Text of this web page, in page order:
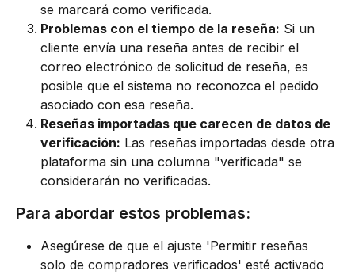
se marcará como verificada.
Problemas con el tiempo de la reseña: Si un
cliente envía una reseña antes de recibir el
correo electrónico de solicitud de reseña, es
posible que el sistema no reconozca el pedido
asociado con esa reseña.
Reseñas importadas que carecen de datos de
verificación: Las reseñas importadas desde otra
plataforma sin una columna "verificada" se
considerarán no verificadas.
Para abordar estos problemas:
Asegúrese de que el ajuste 'Permitir reseñas
solo de compradores verificados' esté activado